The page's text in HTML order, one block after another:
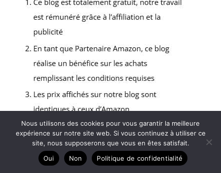
Copyright © 2026 Le chant des oiseaux - Partenaire
Amazon
Nous utilisons des cookies pour vous garantir la meilleure
expérience sur notre site web. Si vous continuez à utiliser ce
site, nous supposerons que vous en êtes satisfait.
Oui
Non Politique de confidentialité